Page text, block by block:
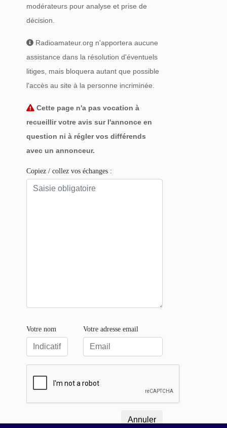
modérateurs pour analyse et prise de
décision.
Radioamateur.org n'apportera aucune
assistance dans la résolution d'éventuels
litiges, mais bloquera autant que possible
l'accès au site à la personne incriminée.
Cette page n'a pas vocation à
recueillir votre avis sur l'annonce en
question ni à régler vos différends
avec un annonceur.
Copiez / collez vos échanges :
Votre nom Votre adresse email